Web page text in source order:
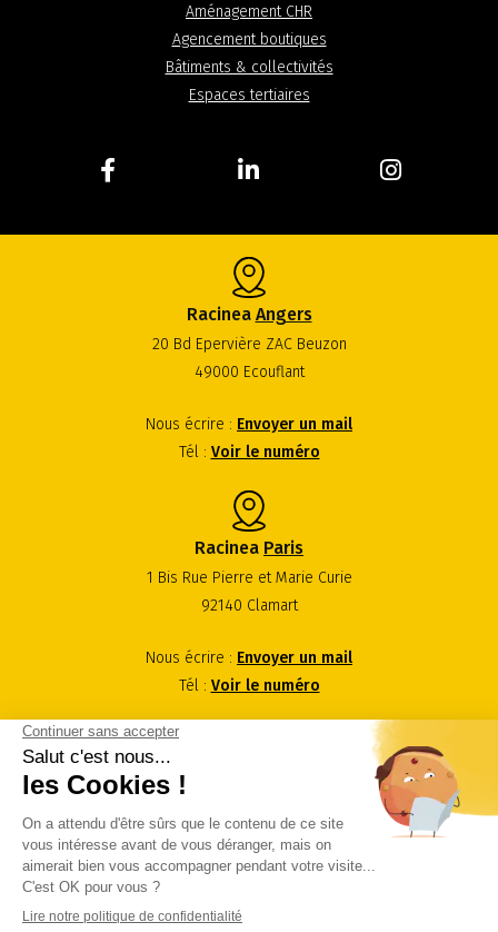
Aménagement CHR
Agencement boutiques
Bâtiments & collectivités
Espaces tertiaires
Racinea Angers
20 Bd Epervière ZAC Beuzon
49000 Ecouflant
Nous écrire : Envoyer un mail
Tél : Voir le numéro
Racinea Paris
1 Bis Rue Pierre et Marie Curie
92140 Clamart
Nous écrire : Envoyer un mail
Tél : Voir le numéro